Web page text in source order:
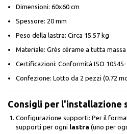
Dimensioni: 60x60 cm
Spessore: 20 mm
Peso della lastra: Circa 15.57 kg
Materiale: Grès cérame a tutta
Certificazioni: Conformità ISO 10545-
Confezione: Lotto da 2 pezzi (0.72
Consigli per l'installazione
Configurazione supporti: Per il
supporti per ogni lastra (uno per